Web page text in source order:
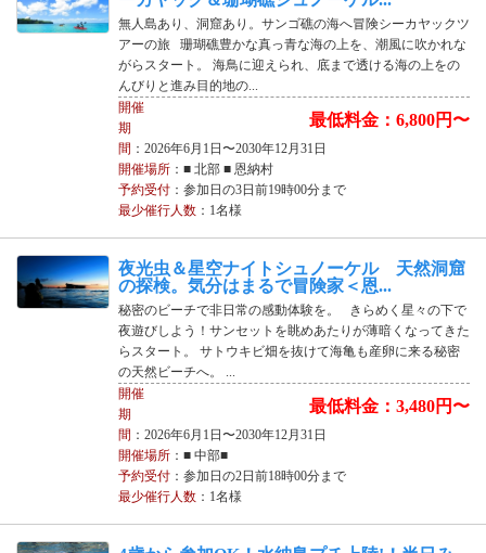
無人島あり、洞窟あり。サンゴ礁の海へ冒険シーカヤックツ
アーの旅 珊瑚礁豊かな真っ青な海の上を、潮風に吹かれな
がらスタート。 海鳥に迎えられ、底まで透ける海の上をの
んびりと進み目的地の...
最低料金：6,800円〜
開催
期
間 ：2026年6月1日〜2030年12月31日
開催場所：■ 北部 ■ 恩納村
予約受付：参加日の3日前19時00分まで
最少催行人数：1名様
夜光虫＆星空ナイトシュノーケル 天然洞窟
の探検。気分はまるで冒険家＜恩...
秘密のビーチで非日常の感動体験を。 きらめく星々の下で
夜遊びしよう！サンセットを眺めあたりが薄暗くなってきた
らスタート。 サトウキビ畑を抜けて海亀も産卵に来る秘密
の天然ビーチへ。 ...
最低料金：3,480円〜
開催
期
間 ：2026年6月1日〜2030年12月31日
開催場所：■ 中部■
予約受付：参加日の2日前18時00分まで
最少催行人数：1名様